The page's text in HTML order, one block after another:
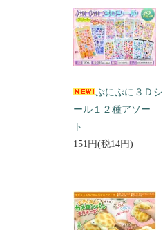
ぷにぷに３Ｄシ
ール１２種アソー
ト
151円(税14円)